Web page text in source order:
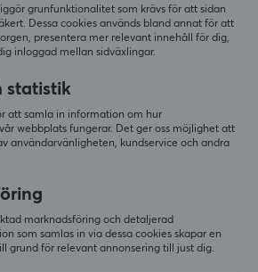
PXL Energy
High Score 500ml
(0)
grunfunktionalitet som krävs för att sidan
Dessa cookies används bland annat för att
presentera mer relevant innehåll för dig,
inloggad mellan sidväxlingar.
statistik
att samla in information om hur
webbplats fungerar. Det ger oss möjlighet att
användarvänligheten, kundservice och andra
marknadsföring och detaljerad
som samlas in via dessa cookies skapar en
grund för relevant annonsering till just dig.